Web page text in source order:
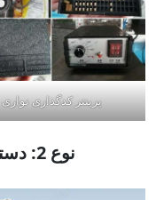
پرینتر کدگذاری نواری
نوع 2: دستگاه بسته بندی سطل زنجیره ای